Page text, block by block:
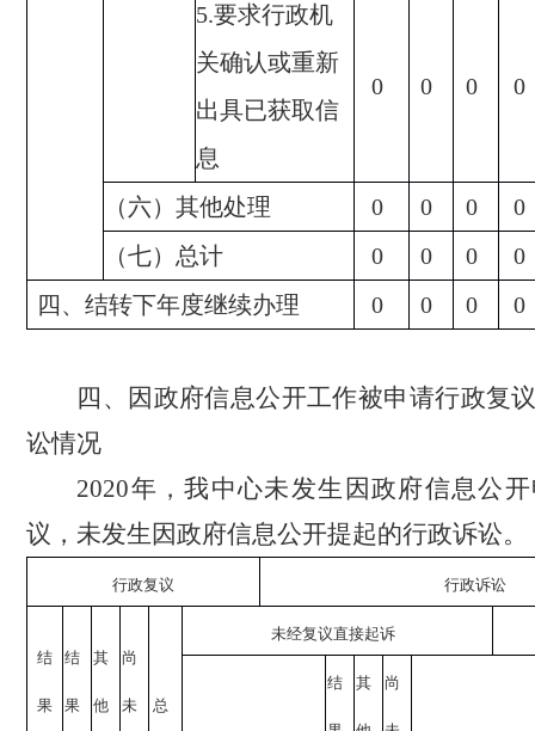
5.要求行政机
关确认或重新
出具已获取信
息
0 0 0 0
（六）其他处理 0 0 0
0
（七）总计
0 0 0
0
四、结转下年度继续办理
0 0 0 0
四、因政府信息公开工作被申请行政复
讼情况
2020年，我中心未发生因政府信息公
议，未发生因政府信息公开提起的行政诉讼。
行政复议 行政诉讼
结
果
结
果
其
他
尚
未 总
未经复议直接起诉
结 其 尚